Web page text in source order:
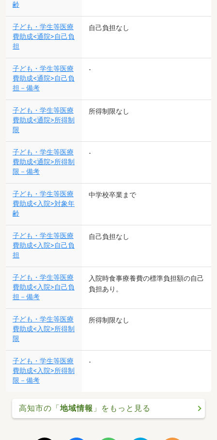
齢
子ども・学生等医療
費助成<通院>自己負
担
自己負担なし
子ども・学生等医療
費助成<通院>自己負
担－備考
-
子ども・学生等医療
費助成<通院>所得制
限
所得制限なし
子ども・学生等医療
費助成<通院>所得制
限－備考
-
子ども・学生等医療
費助成<入院>対象年
齢
中学校卒業まで
子ども・学生等医療
費助成<入院>自己負
担
自己負担なし
子ども・学生等医療
費助成<入院>自己負
担－備考
入院時食事療養費の標準負担額の自己
負担あり。
子ども・学生等医療
費助成<入院>所得制
限
所得制限なし
子ども・学生等医療
費助成<入院>所得制
限－備考
-
高知市の「地域情報 」をもっと見る